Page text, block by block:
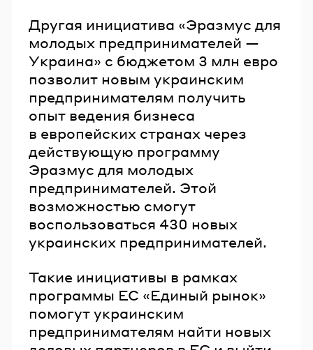
Другая инициатива «Эразмус для
молодых предпринимателей —
Украина» с бюджетом 3 млн евро
позволит новым украинским
предпринимателям получить
опыт ведения бизнеса
в европейских странах через
действующую программу
Эразмус для молодых
предпринимателей. Этой
возможностью смогут
воспользоваться 430 новых
украинских предпринимателей.
Такие инициативы в рамках
программы ЕС «Единый рынок»
помогут украинским
предпринимателям найти новых